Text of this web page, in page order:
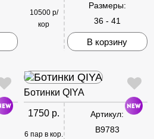
10500 р/
кор
Размеры:
36 - 41
В корзину
Ботинки QIYA
1750 р.
6 пар в кор.
Артикул:
B9783